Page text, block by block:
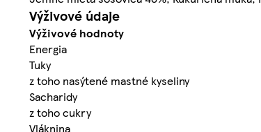
Výživové údaje
Výživové hodnoty
Energia
Tuky
z toho nasýtené mastné kyseliny
Sacharidy
z toho cukry
Vláknina